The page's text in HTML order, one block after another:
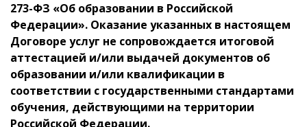
273-ФЗ «Об образовании в Российской
Федерации». Оказание указанных в настоящем
Договоре услуг не сопровождается итоговой
аттестацией и/или выдачей документов об
образовании и/или квалификации в
соответствии с государственными стандартами
обучения, действующими на территории
Российской Федерации.